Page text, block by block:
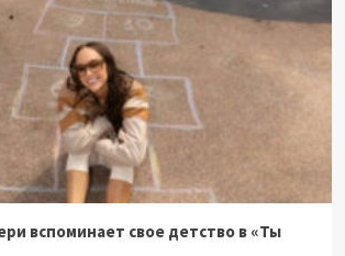
вспоминает свое детство в «Ты